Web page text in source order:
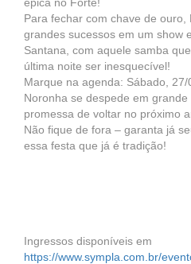
Para fechar com chave de
grandes sucessos em um show
Santana, com aquele samba
última noite ser inesquecível!
Marque na agenda: Sábado,
Noronha se despede em
promessa de voltar no próximo
Não fique de fora – garanta já
essa festa que já é tradição!
Ingressos disponíveis em
https://www.sympla.com.br/